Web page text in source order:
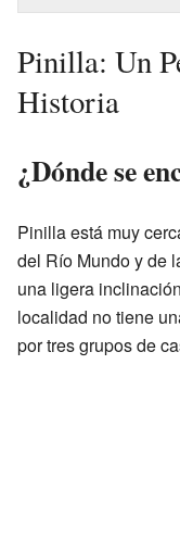
Pinilla: Un
Historia
¿Dónde se
Pinilla está muy
del Río Mundo y de
una ligera
localidad no tiene
por tres grupos de